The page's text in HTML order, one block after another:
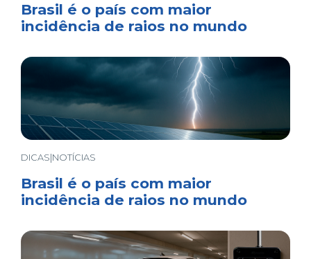
Brasil é o país com maior
incidência de raios no mundo
DICAS|NOTÍCIAS
Brasil é o país com maior
incidência de raios no mundo